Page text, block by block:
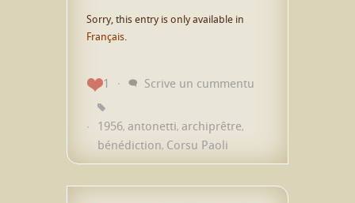
Sorry, this entry is only available in
Français
1 Scrive un cummentu
1956, antonetti, archiprêtre,
bénédiction, Corsu Paoli